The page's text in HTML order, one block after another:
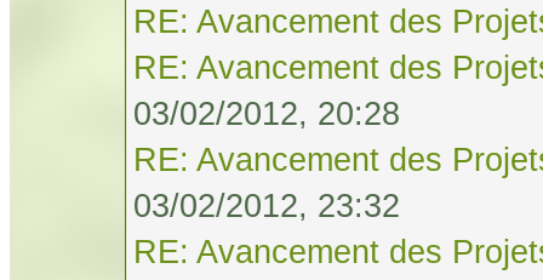
RE: Avancement des
RE: Avancement des
03/02/2012, 20:28
RE: Avancement des
03/02/2012, 23:32
RE: Avancement des